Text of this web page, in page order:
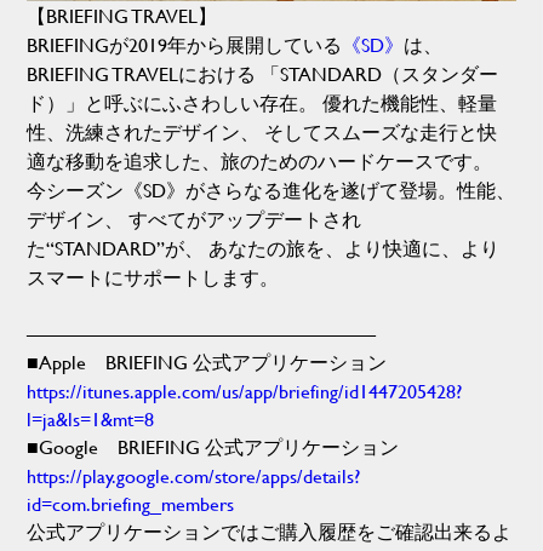
【BRIEFING TRAVEL】
BRIEFINGが2019年から展開している 《SD》 は、
BRIEFING TRAVELにおける 「STANDARD（スタンダー
ド）」と呼ぶにふさわしい存在。 優れた機能性、軽量
性、洗練されたデザイン、 そしてスムーズな走行と快
適な移動を追求した、旅のためのハードケースです。
今シーズン《SD》がさらなる進化を遂げて登場。性能、
デザイン、 すべてがアップデートされ
た“STANDARD”が、 あなたの旅を、より快適に、より
スマートにサポートします。
——————————————————
■Apple BRIEFING 公式アプリケーション
https://itunes.apple.com/us/app/briefing/id1447205428?
l=ja&ls=1&mt=8
■Google BRIEFING 公式アプリケーション
https://play.google.com/store/apps/details?
id=com.briefing_members
公式アプリケーションではご購入履歴をご確認出来るよ